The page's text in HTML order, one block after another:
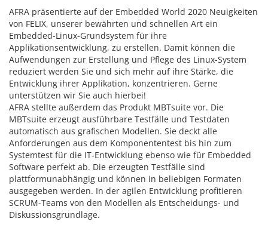
AFRA präsentierte auf der Embedded World 2020 Neuigkeiten
von FELIX, unserer bewährten und schnellen Art ein
Embedded-Linux-Grundsystem für ihre
Applikationsentwicklung, zu erstellen. Damit können die
Aufwendungen zur Erstellung und Pflege des Linux-System
reduziert werden Sie und sich mehr auf ihre Stärke, die
Entwicklung ihrer Applikation, konzentrieren. Gerne
unterstützen wir Sie auch hierbei!
AFRA stellte außerdem das Produkt MBTsuite vor. Die
MBTsuite erzeugt ausführbare Testfälle und Testdaten
automatisch aus grafischen Modellen. Sie deckt alle
Anforderungen aus dem Komponententest bis hin zum
Systemtest für die IT-Entwicklung ebenso wie für Embedded
Software perfekt ab. Die erzeugten Testfälle sind
plattformunabhängig und können in beliebigen Formaten
ausgegeben werden. In der agilen Entwicklung profitieren
SCRUM-Teams von den Modellen als Entscheidungs- und
Diskussionsgrundlage.